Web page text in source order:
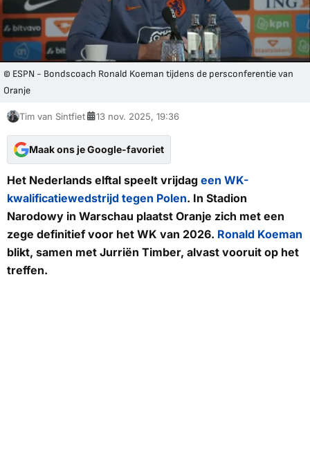
© ESPN - Bondscoach Ronald Koeman tijdens de persconferentie van
Oranje
Tim van Sintfiet 13 nov. 2025, 19:36
Maak ons je Google-favoriet
Het Nederlands elftal speelt vrijdag een WK-
kwalificatiewedstrijd tegen Polen. In Stadion
Narodowy in Warschau plaatst Oranje zich met een
zege definitief voor het WK van 2026. Ronald Koeman
blikt, samen met Jurriën Timber, alvast vooruit op het
treffen.